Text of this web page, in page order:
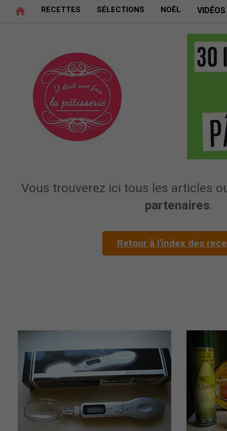
RECETTES SÉLECTIONS NOËL VIDÉOS
Vous trouverez ici tous les articles
partenaires.
Retour à l'index des